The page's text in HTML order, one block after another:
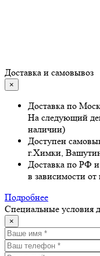
Доставка и самовывоз
×
Доставка по
На следующий
наличии)
Доступен
г.Химки,
Доставка по РФ
в зависимости от
Подробнее
Специальные условия
×